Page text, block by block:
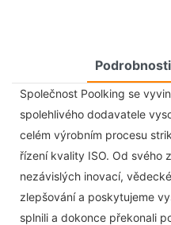
Společnost Poolking se
spolehlivého dodavatele
celém výrobním procesu
řízení kvality ISO. Od svého
nezávislých inovací,
zlepšování a poskytujeme
splnili a dokonce překonali